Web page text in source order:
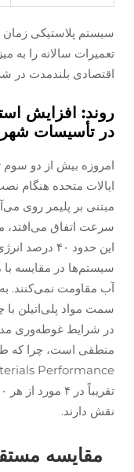
اقتصادی بلندمدت در
روند: افزایش
در تأسیسات
امروزه بیش از دو
ایالات متحده هنگام
مبتنی بر پلیمر روی
این حدود ۴۰
سیستم‌ها در مقایسه با
آب مقاومت نمی‌کنند.
سمت مواد پلی‌اتیلن با
نقش دارند.
مقایسه